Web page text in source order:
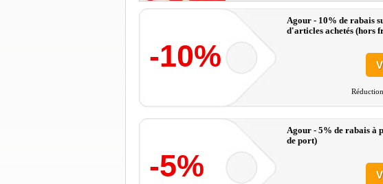
-10%
Agour - 10% de rabais
d'articles achetés (hors
-5%
Agour - 5% de rabais à
de port)